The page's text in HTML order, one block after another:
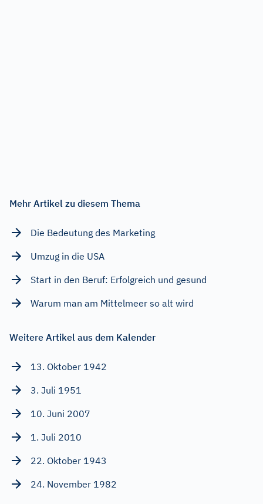
Mehr Artikel zu diesem Thema
Die Bedeutung des Marketing
Umzug in die USA
Start in den Beruf: Erfolgreich und gesund
Warum man am Mittelmeer so alt wird
Weitere Artikel aus dem Kalender
13. Oktober 1942
3. Juli 1951
10. Juni 2007
1. Juli 2010
22. Oktober 1943
24. November 1982